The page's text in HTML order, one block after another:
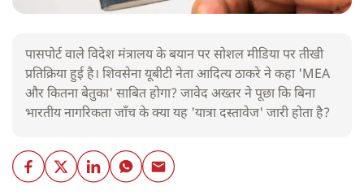
पासपोर्ट वाले विदेश मंत्रालय के बयान पर सोशल मीडिया पर तीखी
प्रतिक्रिया हुई है। शिवसेना यूबीटी नेता आदित्य ठाकरे ने कहा 'MEA
और कितना बेतुका' साबित होगा? जावेद अख्तर ने पूछा कि बिना
भारतीय नागरिकता जाँच के क्या यह 'यात्रा दस्तावेज' जारी होता है?